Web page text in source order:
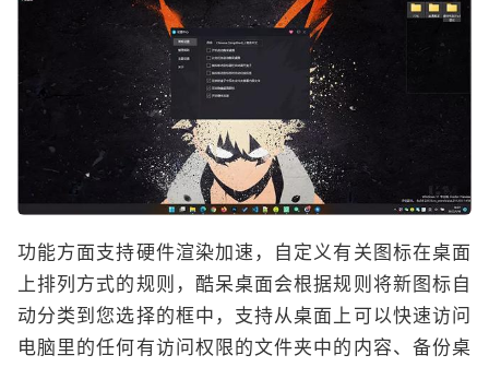
功能方面支持硬件渲染加速，自定义有关图标在桌面
上排列方式的规则，酷呆桌面会根据规则将新图标自
动分类到您选择的框中，支持从桌面上可以快速访问
电脑里的任何有访问权限的文件夹中的内容、备份桌